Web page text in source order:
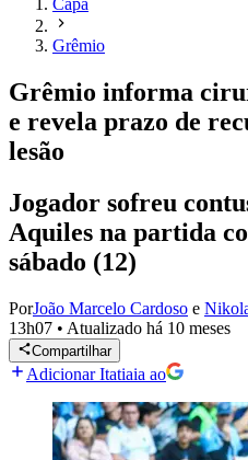
Capa
Grêmio
Grêmio informa
e revela prazo de
lesão
Jogador sofreu
Aquiles na partida
sábado (12)
PorJoão Marcelo Cardoso e
13h07 • Atualizado há 10 meses
Compartilhar
Adicionar Itatiaia ao